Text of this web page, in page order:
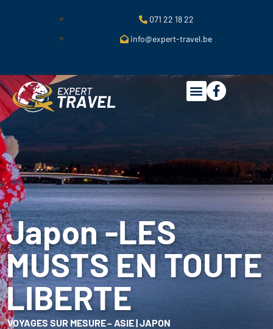
071 22 18 22
info@expert-travel.be
Japon -LES
MUSTS EN TOUTE
LIBERTE
VOYAGES SUR MESURE– ASIE|JAPON